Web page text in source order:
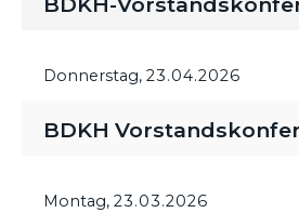
Donnerstag, 23.04.2026
BDKH
Montag, 23.03.2026